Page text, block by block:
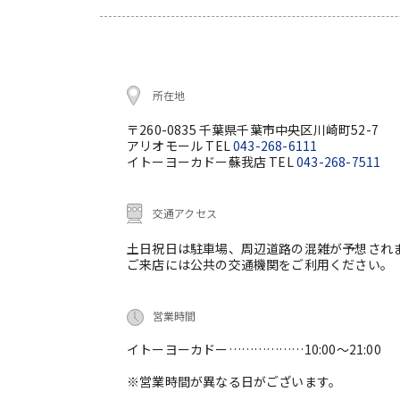
所在地
〒260-0835 千葉県千葉市中央区川崎町52-7
アリオモール TEL043-268-6111
イトーヨーカドー蘇我店 TEL043-268-7511
交通アクセス
土日祝日は駐車場、周辺道路の混雑が予想され
ご来店には公共の交通機関をご利用ください。
営業時間
イトーヨーカドー………………10:00～21:00
※営業時間が異なる日がございます。